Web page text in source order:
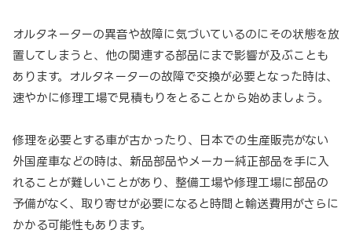
オルタネーターの異音や故障に気づいているのにその状態を放
置してしまうと、他の関連する部品にまで影響が及ぶことも
あります。オルタネーターの故障で交換が必要となった時は、
速やかに修理工場で見積もりをとることから始めましょう。
修理を必要とする車が古かったり、日本での生産販売がない
外国産車などの時は、新品部品やメーカー純正部品を手に入
れることが難しいことがあり、整備工場や修理工場に部品の
予備がなく、取り寄せが必要になると時間と輸送費用がさらに
かかる可能性もあります。